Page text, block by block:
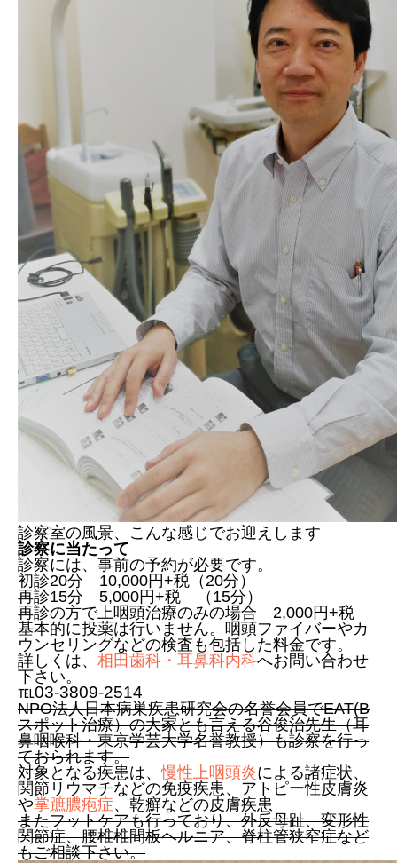
診察室の風景、こんな感じでお迎えします
診察に当たって
診察には、事前の予約が必要です。
初診20分 10,000円+税（20分）
再診15分 5,000円+税 （15分）
再診の方で上咽頭治療のみの場合 2,000円+税
基本的に投薬は行いません。咽頭ファイバーやカ
ウンセリングなどの検査も包括した料金です。
詳しくは、 相田歯科・耳鼻科内科へお問い合わせ
下さい。
℡03-3809-2514
NPO法人日本病巣疾患研究会の名誉会員でEAT(B
スポット治療）の大家とも言える谷俊治先生（耳
鼻咽喉科・東京学芸大学名誉教授）も診察を行っ
ておられます。
対象となる疾患は、慢性上咽頭炎による諸症状、
関節リウマチなどの免疫疾患、アトピー性皮膚炎
や掌蹠膿疱症、乾癬などの皮膚疾患
またフットケアも行っており、外反母趾、変形性
関節症、腰椎椎間板ヘルニア、脊柱管狭窄症など
もご相談下さい。